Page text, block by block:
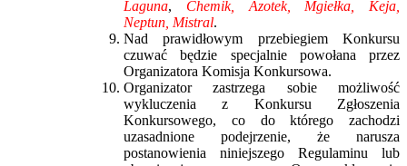
Laguna, Chemik, Azotek, Mgiełka, Keja,
Neptun, Mistral.
Nad prawidłowym przebiegiem Konkursu
czuwać będzie specjalnie powołana przez
Organizatora Komisja Konkursowa.
Organizator zastrzega sobie możliwość
wykluczenia z Konkursu Zgłoszenia
Konkursowego, co do którego zachodzi
uzasadnione podejrzenie, że narusza
postanowienia niniejszego Regulaminu lub